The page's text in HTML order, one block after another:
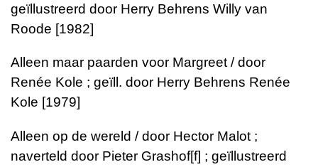
geïllustreerd door Herry Behrens Willy van
Roode [1982]
Alleen maar paarden voor Margreet / door
Renée Kole ; geïll. door Herry Behrens Renée
Kole [1979]
Alleen op de wereld / door Hector Malot ;
naverteld door Pieter Grashof[f] ; geïllustreerd